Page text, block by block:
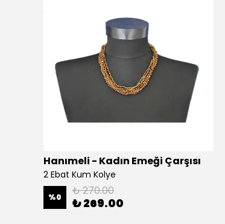
Hanımeli - Kadın Emeği Çarşısı
2 Ebat Kum Kolye
%0 ₺ 270.00
₺ 269.00